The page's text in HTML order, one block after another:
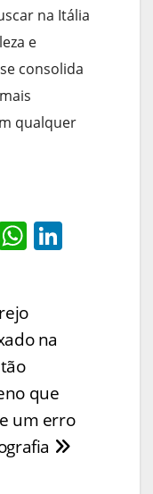
na Itália
e
consolida
qualquer
W
s
A
p
na
que
um erro